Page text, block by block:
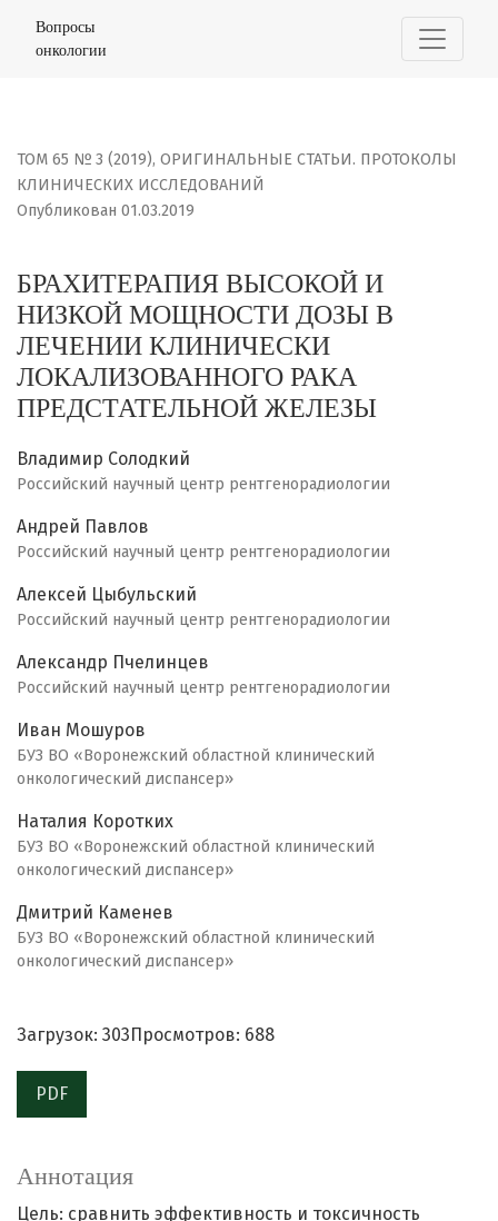
БРАХИТЕРАПИЯ ВЫСОКОЙ И НИЗКОЙ МОЩНОСТИ ДОЗЫ
Вопросы
онкологии
ТОМ 65 № 3 (2019), ОРИГИНАЛЬНЫЕ СТАТЬИ. ПРОТОКОЛЫ
КЛИНИЧЕСКИХ ИССЛЕДОВАНИЙ
БРАХИТЕРАПИЯ ВЫСОКОЙ И
НИЗКОЙ МОЩНОСТИ ДОЗЫ В
ЛЕЧЕНИИ КЛИНИЧЕСКИ
ЛОКАЛИЗОВАННОГО РАКА
ПРЕДСТАТЕЛЬНОЙ ЖЕЛЕЗЫ
Опубликован 01.03.2019
Владимир Солодкий
Российский научный центр рентгенорадиологии
Андрей Павлов
Российский научный центр рентгенорадиологии
Алексей Цыбульский
Российский научный центр рентгенорадиологии
Александр Пчелинцев
Российский научный центр рентгенорадиологии
Иван Мошуров
БУЗ ВО «Воронежский областной клинический
онкологический диспансер»
Наталия Коротких
БУЗ ВО «Воронежский областной клинический
онкологический диспансер»
Дмитрий Каменев
БУЗ ВО «Воронежский областной клинический
онкологический диспансер»
Загрузок: 303 Просмотров: 688
PDF
Аннотация
Цель: сравнить эффективность и токсичность